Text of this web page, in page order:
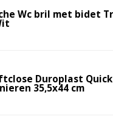
Wc bril met bidet
Duroplast
35,5x44 cm